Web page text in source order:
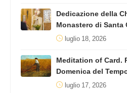
Dedicazione della
Monastero di Santa
luglio 18, 2026
Meditation of Card.
Domenica del
luglio 17, 2026